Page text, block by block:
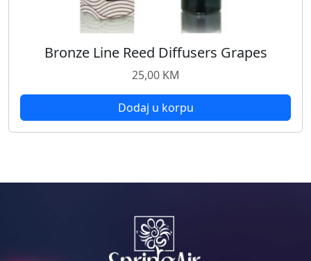
Bronze Line Reed Diffusers Grapes
25,00 KM
Dodaj u korpu